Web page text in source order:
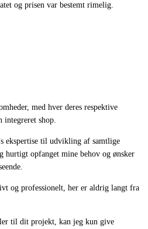
og prisen var bestemt rimelig.
med hver deres respektive
integreret shop.
ekspertise til udvikling af samtlige
hurtigt opfanget mine behov og ønsker
og professionelt, her er aldrig langt fra
til dit projekt, kan jeg kun give